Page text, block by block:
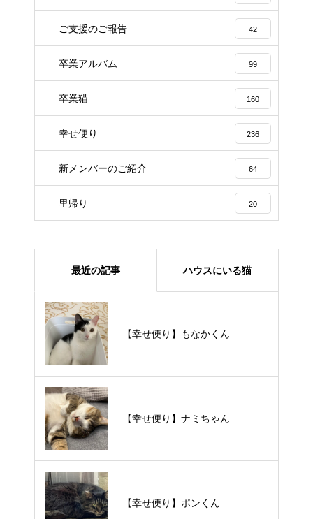
ご支援のご報告 42
卒業アルバム 99
卒業猫 160
幸せ便り 236
新メンバーのご紹介 64
里帰り 20
最近の記事 ハウスにいる猫
【幸せ便り】もなかくん
【幸せ便り】ナミちゃん
【幸せ便り】ポンくん
【里親様募集中】メメちゃん
【里親様募集中】スンスンちゃん
【里親様募集中】タルトくん